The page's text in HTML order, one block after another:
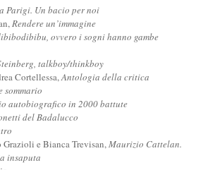
Parigi. Un bacio per noi
Rendere un’immagine
ovvero i sogni hanno gambe
talkboy/thinkboy
Cortellessa,Antologia della critica
sommario
autobiografico in 2000 battute
del Badalucco
e Bianca Trevisan,Maurizio Cattelan.
insaputa